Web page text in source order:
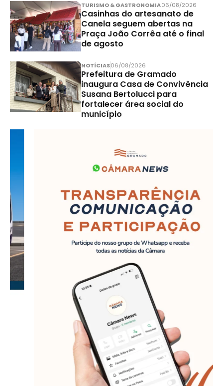
TURISMO & GASTRONOMIA06/08/2026
Casinhas do artesanato de
Canela seguem abertas na
Praça João Corrêa até o final
de agosto
NOTÍCIAS06/08/2026
Prefeitura de Gramado
inaugura Casa de Convivência
Susana Bertolucci para
fortalecer área social do
município